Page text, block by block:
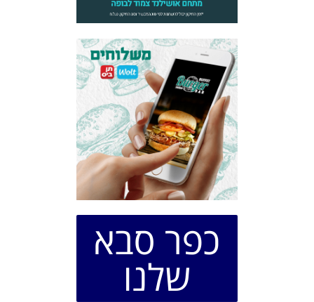
כפר סבא
שלנו